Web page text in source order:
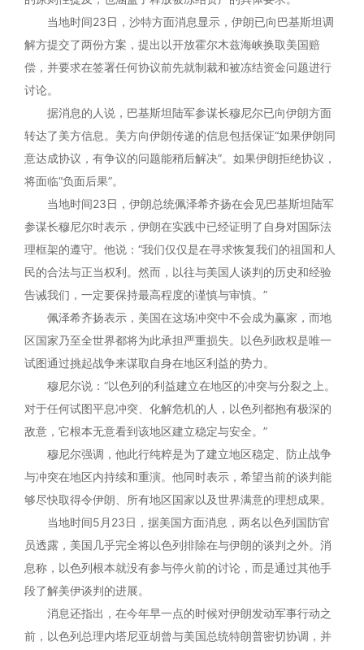
当地时间23日，沙特方面消息显示，伊朗已向巴基斯坦调
解方提交了两份方案，提出以开放霍尔木兹海峡换取美国赔
偿，并要求在签署任何协议前先就制裁和被冻结资金问题进行
讨论。
据消息的人说，巴基斯坦陆军参谋长穆尼尔已向伊朗方面
转达了美方信息。美方向伊朗传递的信息包括保证“如果伊朗同
意达成协议，有争议的问题能稍后解决”。如果伊朗拒绝协议，
将面临“负面后果”。
当地时间23日，伊朗总统佩泽希齐扬在会见巴基斯坦陆军
参谋长穆尼尔时表示，伊朗在实践中已经证明了自身对国际法
理框架的遵守。他说：“我们仅仅是在寻求恢复我们的祖国和人
民的合法与正当权利。然而，以往与美国人谈判的历史和经验
告诫我们，一定要保持最高程度的谨慎与审慎。”
佩泽希齐扬表示，美国在这场冲突中不会成为赢家，而地
区国家乃至全世界都将为此承担严重损失。以色列政权是唯一
试图通过挑起战争来谋取自身在地区利益的势力。
穆尼尔说：“以色列的利益建立在地区的冲突与分裂之上。
对于任何试图平息冲突、化解危机的人，以色列都抱有极深的
敌意，它根本无意看到该地区建立稳定与安全。”
穆尼尔强调，他此行纯粹是为了建立地区稳定、防止战争
与冲突在地区内持续和重演。他同时表示，希望当前的谈判能
够尽快取得令伊朗、所有地区国家以及世界满意的理想成果。
当地时间5月23日，据美国方面消息，两名以色列国防官
员透露，美国几乎完全将以色列排除在与伊朗的谈判之外。消
息称，以色列根本就没有参与停火前的讨论，而是通过其他手
段了解美伊谈判的进展。
消息还指出，在今年早一点的时候对伊朗发动军事行动之
前，以色列总理内塔尼亚胡曾与美国总统特朗普密切协调，并